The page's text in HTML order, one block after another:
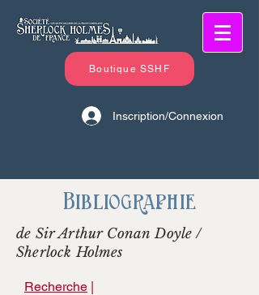
Boutique SSHF
Inscription/Connexion
Bibliographie
de Sir Arthur Conan Doyle /
Sherlock Holmes
Recherche |